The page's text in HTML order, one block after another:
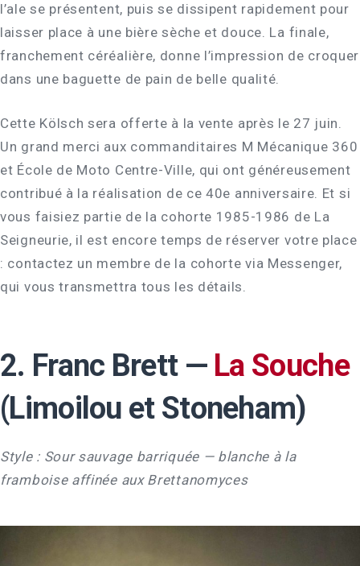
l’ale se présentent, puis se dissipent rapidement pour
laisser place à une bière sèche et douce. La finale,
franchement céréalière, donne l’impression de croquer
dans une baguette de pain de belle qualité.
Cette Kölsch sera offerte à la vente après le 27 juin.
Un grand merci aux commanditaires M Mécanique 360
et École de Moto Centre-Ville, qui ont généreusement
contribué à la réalisation de ce 40e anniversaire. Et si
vous faisiez partie de la cohorte 1985-1986 de La
Seigneurie, il est encore temps de réserver votre place
: contactez un membre de la cohorte via Messenger,
qui vous transmettra tous les détails.
2. Franc Brett — La Souche
(Limoilou et Stoneham)
Style : Sour sauvage barriquée — blanche à la
framboise affinée aux Brettanomyces